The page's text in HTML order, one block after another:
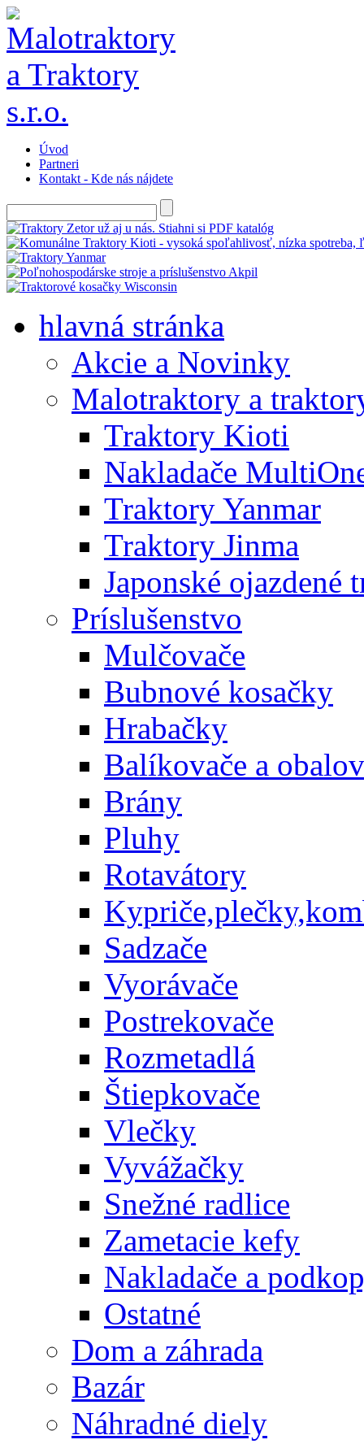
Úvod
Partneri
Kontakt - Kde nás nájdete
hlavná stránka
Akcie a Novinky
Malotraktory a
Traktory Kioti
Nakladače
Traktory Yanmar
Traktory Jinma
Japonské ojazdené
Príslušenstvo
Mulčovače
Bubnové kosačky
Hrabačky
Balíkovače a
Brány
Pluhy
Rotavátory
Sadzače
Vyorávače
Postrekovače
Rozmetadlá
Štiepkovače
Vlečky
Vyvážačky
Snežné radlice
Zametacie kefy
Nakladače a
Ostatné
Dom a záhrada
Bazár
Náhradné diely